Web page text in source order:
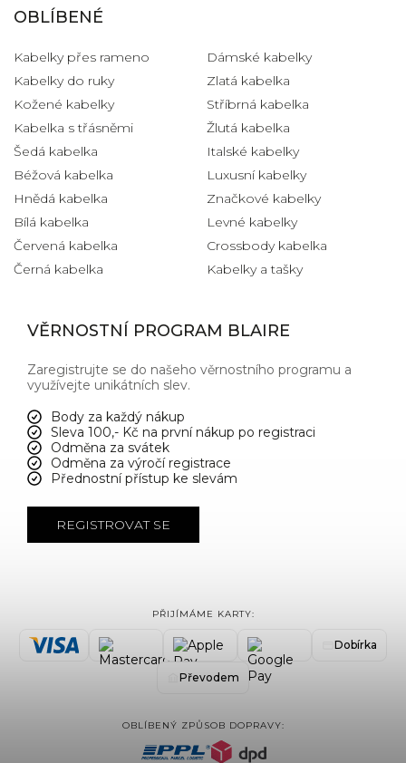
OBLÍBENÉ
Kabelky přes rameno
Kabelky do ruky
Kožené kabelky
Kabelka s třásněmi
Šedá kabelka
Béžová kabelka
Hnědá kabelka
Bílá kabelka
Červená kabelka
Černá kabelka
Dámské kabelky
Zlatá kabelka
Stříbrná kabelka
Žlutá kabelka
Italské kabelky
Luxusní kabelky
Značkové kabelky
Levné kabelky
Crossbody kabelka
Kabelky a tašky
VĚRNOSTNÍ PROGRAM BLAIRE
Zaregistrujte se do našeho věrnostního programu a
využívejte unikátních slev.
Body za každý nákup
Sleva 100,- Kč na první nákup po registraci
Odměna za svátek
Odměna za výročí registrace
Přednostní přístup ke slevám
REGISTROVAT SE
PŘIJÍMÁME KARTY:
Dobírka
Převodem
OBLÍBENÝ ZPŮSOB DOPRAVY: